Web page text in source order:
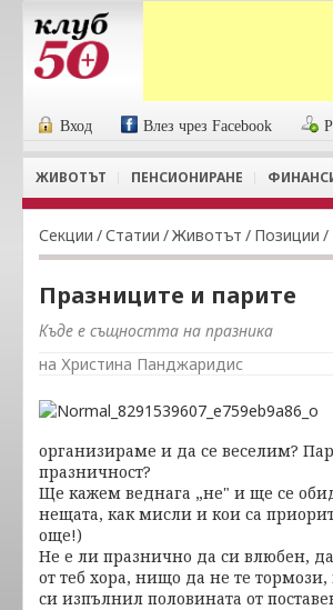
Вход Влез чрез Facebook
ЖИВОТЪТ ПЕНСИОНИРАНЕ
Секции /Статии /Животът / Позиции /
Празниците и парите
Къде е същността на празника
на Христина Панджаридис
организираме и да се веселим?
празничност?
Ще кажем веднага „не" и ще се
нещата, как мисли и кои са
още!)
Не е ли празнично да си влюбен,
от теб хора, нищо да не те
си изпълнил половината от